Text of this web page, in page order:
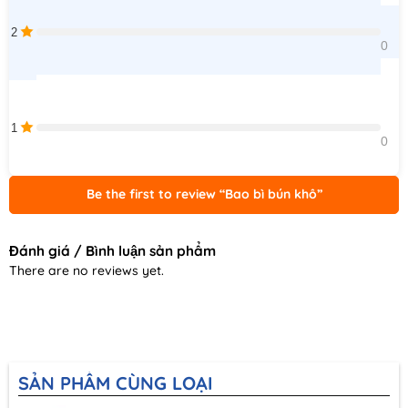
2
1
Be the first to review “Bao bì bún khô”
Đánh giá / Bình luận sản phẩm
There are no reviews yet.
SẢN PHẨM CÙNG LOẠI